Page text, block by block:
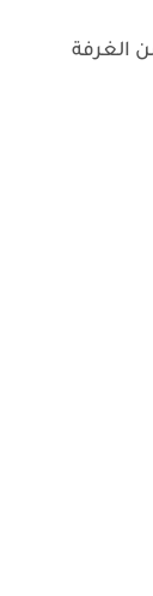
الغرفة